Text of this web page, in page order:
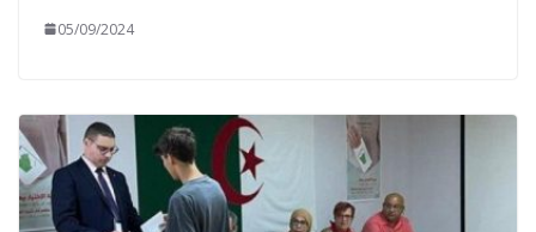
05/09/2024